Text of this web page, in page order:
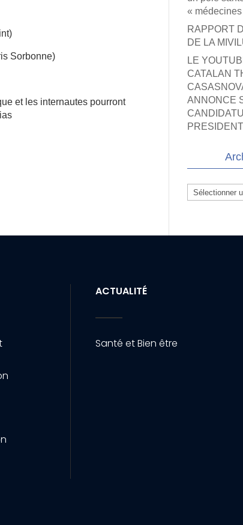
Sorbonne)
et les internautes pourront
«
RAPPORT
DE LA
LE
CATALAN
ANNONCE
Archives
ACTUALITÉ
Santé et Bien être